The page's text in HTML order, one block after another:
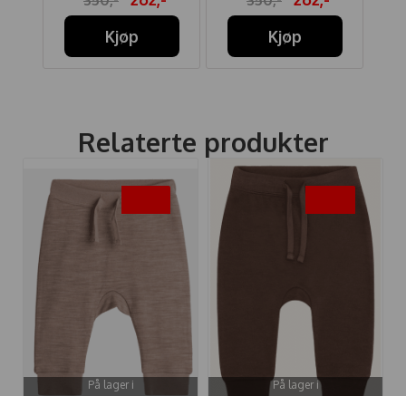
Kjøp
Kjøp
Relaterte produkter
På lager i
På lager i